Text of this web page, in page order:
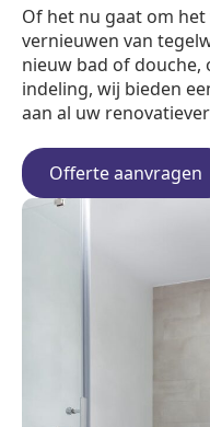
Of het nu gaat om
vernieuwen van
nieuw bad of
indeling, wij bieden
aan al uw
Offerte aanvragen